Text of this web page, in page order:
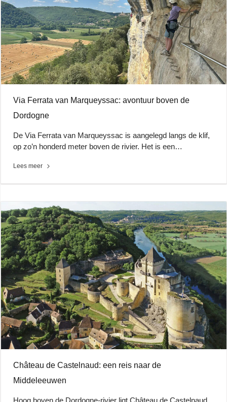
Via Ferrata van Marqueyssac: avontuur boven de
Dordogne
De Via Ferrata van Marqueyssac is aangelegd langs de klif,
op zo’n honderd meter boven de rivier. Het is een…
Lees meer
Château de Castelnaud: een reis naar de
Middeleeuwen
Hoog boven de Dordogne-rivier ligt Château de Castelnaud,